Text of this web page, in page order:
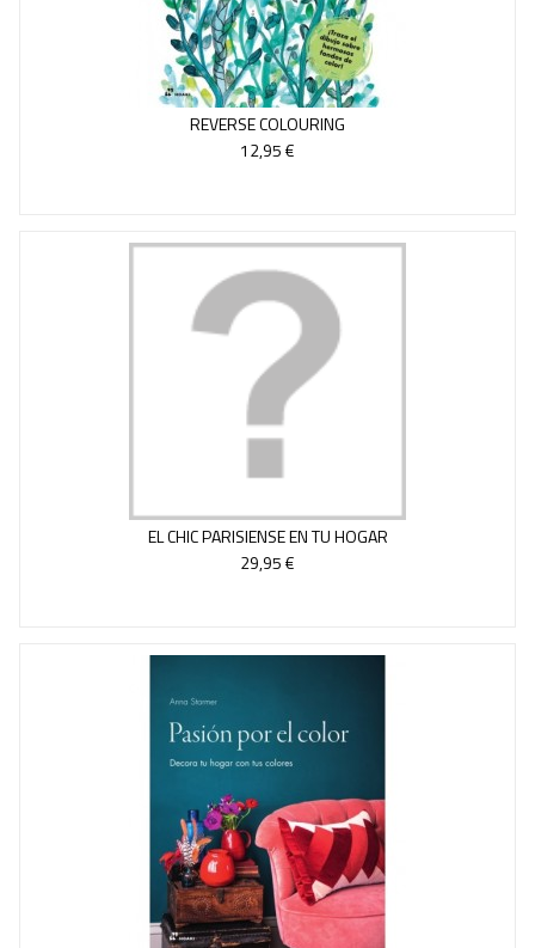
REVERSE COLOURING
12,95 €
EL CHIC PARISIENSE EN TU HOGAR
29,95 €